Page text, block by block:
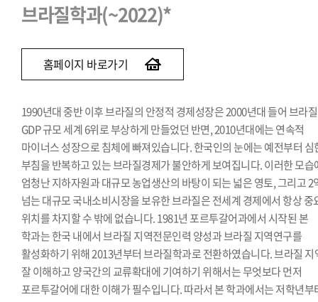
브라질학과(~2022)*
홈페이지 바로가기
1990년대 중반 이후 브라질의 안정적 경제성장은 2000년대 들어 브라
GDP 규모 세계 6위로 부상하게 만들었던 반면, 2010년대에는 연속적
마이너스 성장으로 침체에 빠져있습니다. 한국인의 눈에는 예전부터 심
부침을 반복하고 있는 브라질경제가 불안하게 보여집니다. 이러한 모습
엄청난 지하자원과 대규모 농업생산의 바탕이 되는 넓은 영토, 그리고 2
넘는 대규모 국내소비시장을 보유한 브라질은 전세계 경제에서 항상 중
위치를 차지할 수 밖에 없습니다. 1981년 포르투갈어과에서 시작된 본
학과는 한국 내에서 브라질 지역전문인력 양성과 브라질 지역연구를
활성화하기 위해 2013년부터 브라질학과로 전환하였습니다. 브라질 지
잘 이해하고 양국간의 교류확대에 기여하기 위해서는 무엇보다 먼저
포르투갈어에 대한 이해가 필수입니다. 따라서 본 학과에서는 저학년부